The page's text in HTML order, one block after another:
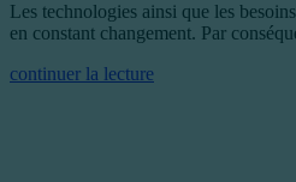
Les technologies ainsi que les
en constant changement. Par
continuer la lecture